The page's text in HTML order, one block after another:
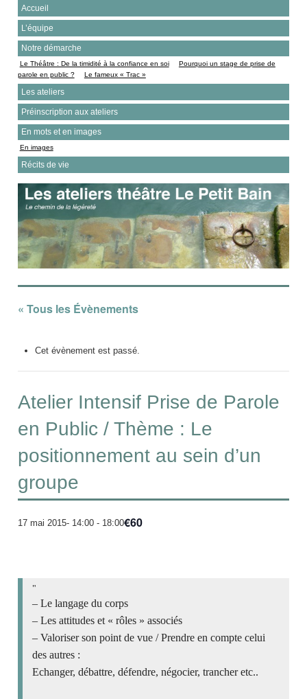
Accueil
L’équipe
Notre démarche
Le Théâtre : De la timidité à la confiance en soi
Pourquoi un stage de prise de
parole en public ?
Le fameux « Trac »
Les ateliers
Préinscription aux ateliers
En mots et en images
En images
Récits de vie
« Tous les Évènements
Cet évènement est passé.
Atelier Intensif Prise de Parole
en Public / Thème : Le
positionnement au sein d’un
groupe
17 mai 2015- 14:00- 18:00€60
– Le langage du corps
– Les attitudes et « rôles » associés
– Valoriser son point de vue / Prendre en compte celui
des autres :
Echanger, débattre, défendre, négocier, trancher etc..